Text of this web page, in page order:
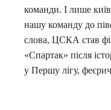
команди. І лише
нашу команду до
слова, ЦСКА став
«Спартак» після
у Першу лігу,